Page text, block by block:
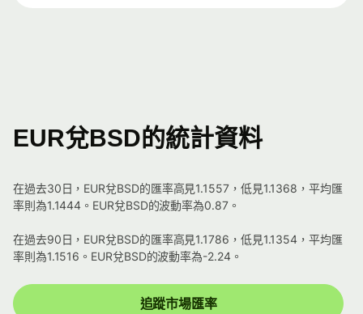
EUR兌BSD的統計資料
在過去30日，EUR兌BSD的匯率高見1.1557，低見1.1368，平均匯
率則為1.1444。EUR兌BSD的波動率為0.87。
在過去90日，EUR兌BSD的匯率高見1.1786，低見1.1354，平均匯
率則為1.1516。EUR兌BSD的波動率為-2.24。
追蹤市場匯率